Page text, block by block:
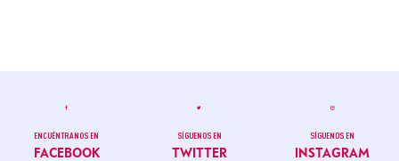
ENCUÉNTRANOS EN
FACEBOOK
SÍGUENOS EN
TWITTER
SÍGUENOS EN
INSTAGRAM